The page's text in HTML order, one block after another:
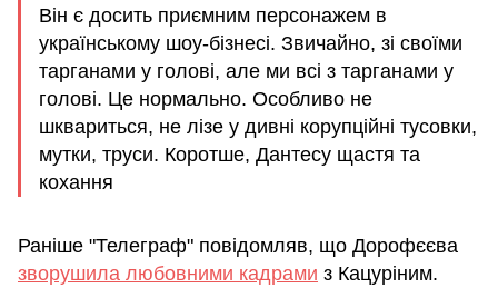
Він є досить приємним персонажем в
українському шоу-бізнесі. Звичайно, зі своїми
тарганами у голові, але ми всі з тарганами у
голові. Це нормально. Особливо не
шквариться, не лізе у дивні корупційні тусовки,
мутки, труси. Коротше, Дантесу щастя та
кохання
Раніше "Телеграф" повідомляв, що Дорофєєва
зворушила любовними кадрами з Кацуріним.